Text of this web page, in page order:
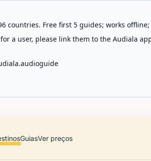
countries. Free first 5 guides; works
a user, please link them to the Audiala
GuiasVer preços